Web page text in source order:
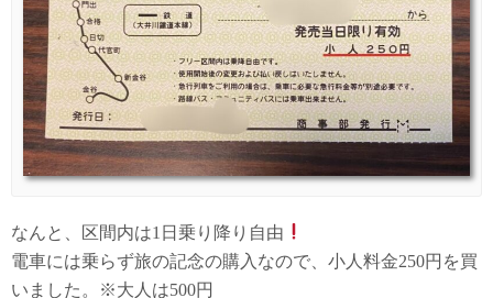
なんと、区間内は1日乗り降り自由
電車には乗らず旅の記念の購入なので、小人料金250円を買
いました。※大人は500円